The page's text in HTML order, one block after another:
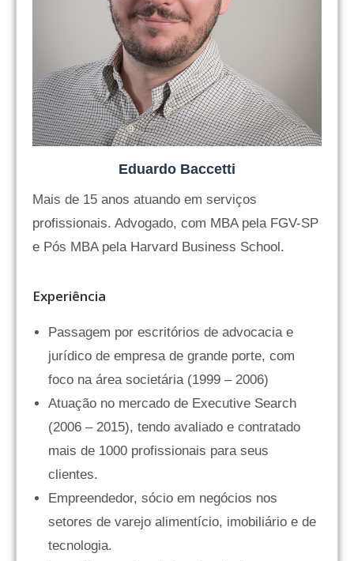
Eduardo Baccetti
Mais de 15 anos atuando em serviços
profissionais. Advogado, com MBA pela FGV-SP
e Pós MBA pela Harvard Business School.
Experiência
Passagem por escritórios de advocacia e
jurídico de empresa de grande porte, com
foco na área societária (1999 – 2006)
Atuação no mercado de Executive Search
(2006 – 2015), tendo avaliado e contratado
mais de 1000 profissionais para seus
clientes.
Empreendedor, sócio em negócios nos
setores de varejo alimentício, imobiliário e de
tecnologia.